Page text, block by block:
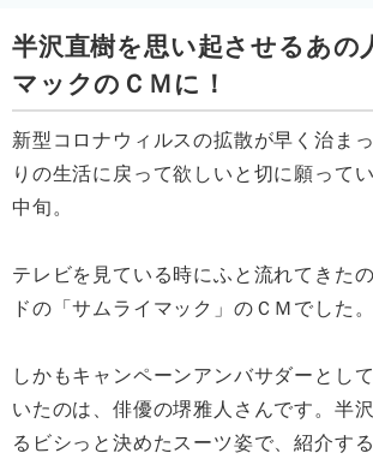
半沢直樹を思い起させるあの
マックのＣＭに！
新型コロナウィルスの拡散が早く治ま
りの生活に戻って欲しいと切に願って
中旬。
テレビを見ている時にふと流れてきた
ドの「サムライマック」のＣＭでした。
しかもキャンペーンアンバサダーとし
いたのは、俳優の堺雅人さんです。半
るビシっと決めたスーツ姿で、紹介す